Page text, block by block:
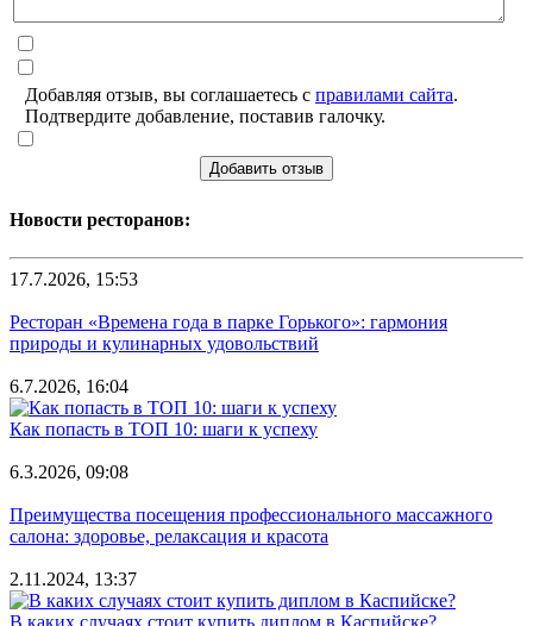
Добавляя отзыв, вы соглашаетесь с правилами сайта.
Подтвердите добавление, поставив галочку.
Добавить отзыв
Новости ресторанов:
17.7.2026, 15:53
Ресторан «Времена года в парке Горького»: гармония
природы и кулинарных удовольствий
6.7.2026, 16:04
Как попасть в ТОП 10: шаги к успеху
6.3.2026, 09:08
Преимущества посещения профессионального массажного
салона: здоровье, релаксация и красота
2.11.2024, 13:37
В каких случаях стоит купить диплом в Каспийске?